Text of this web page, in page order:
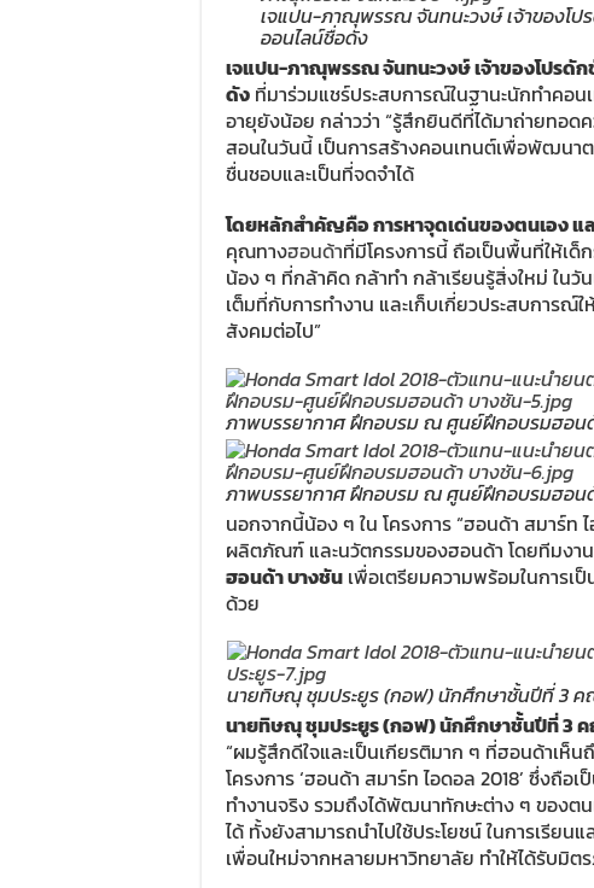
เจแปน-ภาณุพรรณ จันทนะวงษ์ เจ้าของโป
ออนไลน์ชื่อดัง
เจแปน-ภาณุพรรณ จันทนะวงษ์ เจ้าของโปรดั
ดัง ที่มาร่วมแชร์ประสบการณ์ในฐานะนักทำคอ
อายุยังน้อย กล่าวว่า “รู้สึกยินดีที่ได้มาถ่ายทอด
สอนในวันนี้ เป็นการสร้างคอนเทนต์เพื่อพัฒนาต
ชื่นชอบและเป็นที่จดจำได้
โดยหลักสำคัญคือ การหาจุดเด่นของตนเอง แ
คุณทางฮอนด้าที่มีโครงการนี้ ถือเป็นพื้นที่ให้เด็
น้อง ๆ ที่กล้าคิด กล้าทำ กล้าเรียนรู้สิ่งใหม่ ใน
เต็มที่กับการทำงาน และเก็บเกี่ยวประสบการ
สังคมต่อไป”
ภาพบรรยากาศ ฝึกอบรม ณ ศูนย์ฝึกอบรมฮอน
ภาพบรรยากาศ ฝึกอบรม ณ ศูนย์ฝึกอบรมฮอน
นอกจากนี้น้อง ๆ ใน โครงการ “ฮอนด้า สมาร์ท
ผลิตภัณฑ์ และนวัตกรรมของฮอนด้า โดยทีมง
ฮอนด้า บางชัน เพื่อเตรียมความพร้อมในการเ
ด้วย
นายทิษณุ ชุมประยูร (กอฟ) นักศึกษาชั้นปีที่ 3 ค
นายทิษณุ ชุมประยูร (กอฟ) นักศึกษาชั้นปีที่ 3
“ผมรู้สึกดีใจและเป็นเกียรติมาก ๆ ที่ฮอนด้าเห็
โครงการ ‘ฮอนด้า สมาร์ท ไอดอล 2018’ ซึ่งถือ
ทำงานจริง รวมถึงได้พัฒนาทักษะต่าง ๆ ของต
ได้ ทั้งยังสามารถนำไปใช้ประโยชน์ ในการเรีย
เพื่อนใหม่จากหลายมหาวิทยาลัย ทำให้ได้รับ